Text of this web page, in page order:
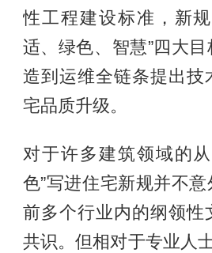
性工程建设标准，新
适、绿色、智慧”四大
造到运维全链条提出技
宅品质升级。
对于许多建筑领域的
色”写进住宅新规并不
前多个行业内的纲领性
共识。但相对于专业人